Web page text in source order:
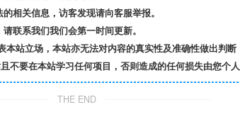
相关信息，访客发现请向客服举报。
联系我们我们会第一时间更新。
站立场，本站亦无法对内容的真实性及准确性做出判
不要在本站学习任何项目，否则造成的任何损失由您个人
THE END